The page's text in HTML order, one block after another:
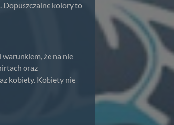
Dopuszczalne kolory to
warunkiem, że na nie
oraz
kobiety. Kobiety nie